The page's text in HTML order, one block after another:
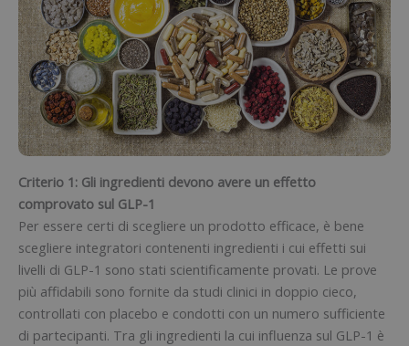
Criterio 1: Gli ingredienti devono avere un effetto
comprovato sul GLP-1
Per essere certi di scegliere un prodotto efficace, è bene
scegliere integratori contenenti ingredienti i cui effetti sui
livelli di GLP-1 sono stati scientificamente provati. Le prove
più affidabili sono fornite da studi clinici in doppio cieco,
controllati con placebo e condotti con un numero sufficiente
di partecipanti. Tra gli ingredienti la cui influenza sul GLP-1 è